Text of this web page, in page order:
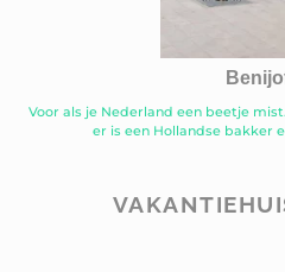
Voor als je Nederland een beetje
er is een Hollandse bakker